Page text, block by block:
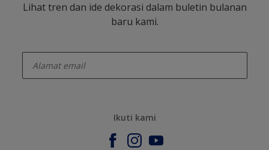
Lihat tren dan ide dekorasi dalam buletin bulanan
baru kami.
Ikuti kami